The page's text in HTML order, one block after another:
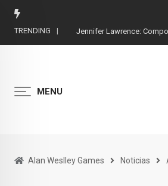
Skip
TRENDING Jennifer Lawrence:
MENU
Alan Weslley Games Noticias